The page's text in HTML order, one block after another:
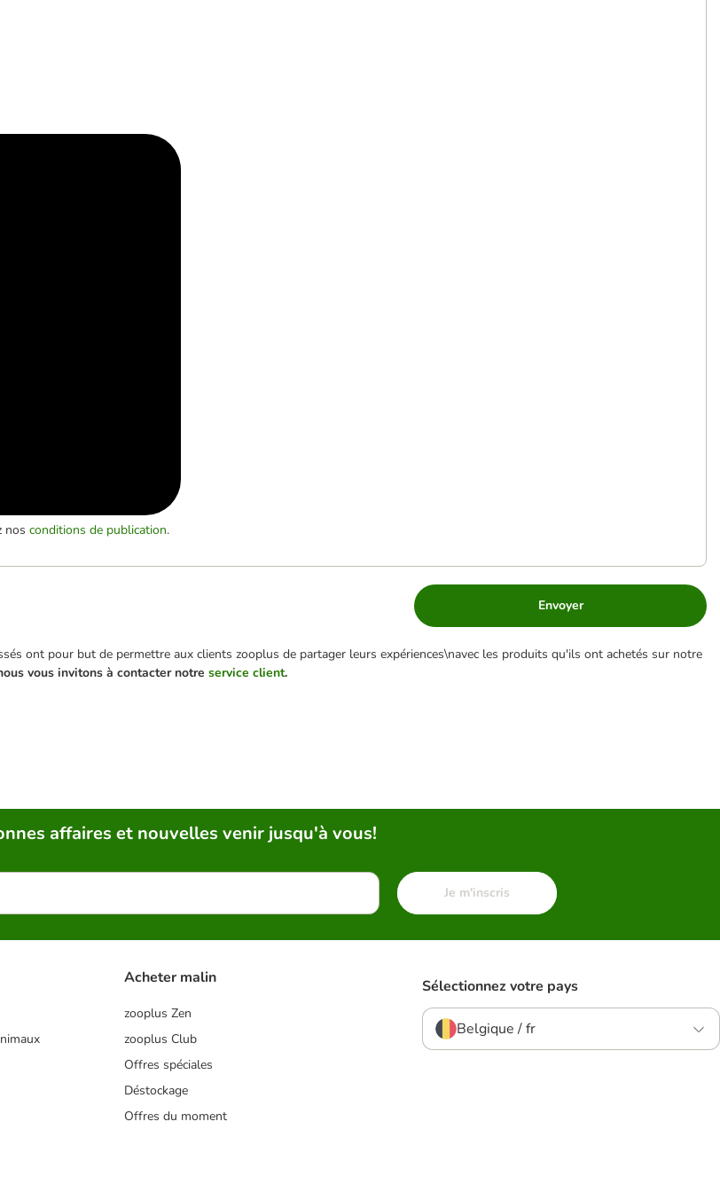
nos conditions de publication.
Envoyer
ont pour but de permettre aux clients zooplus de partager leurs expériences\navec les produits qu'ils ont achetés sur notre
vous invitons à contacter notre service client.
affaires et nouvelles venir jusqu'à vous!
Je m'inscris
Acheter malin
zooplus Zen
zooplus Club
Offres spéciales
Déstockage
Offres du moment
Sélectionnez votre pays
Belgique / fr